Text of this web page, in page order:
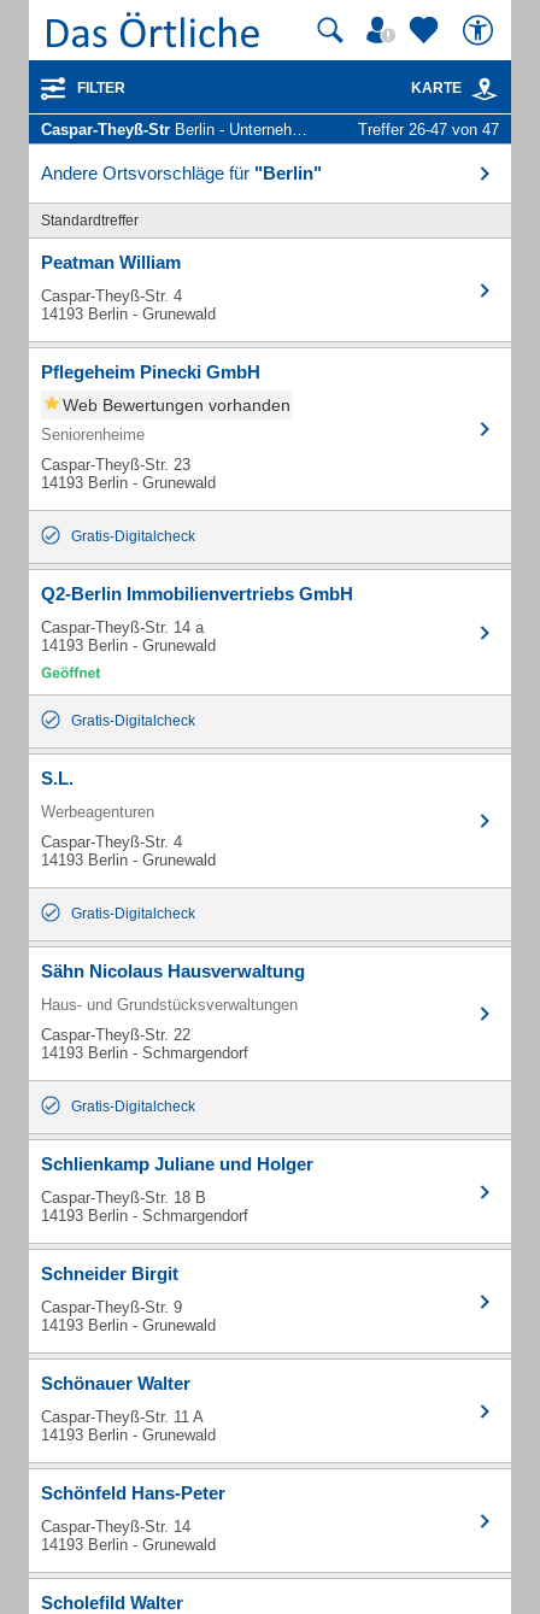
FILTER KARTE
Caspar-Theyß-Str Berlin - Unternehmen und Personen Treffer 26-47 von 47
Andere Ortsvorschläge für "Berlin"
Standardtreffer
Peatman William
Caspar-Theyß-Str. 4
14193 Berlin - Grunewald
Pflegeheim Pinecki GmbH
Web Bewertungen vorhanden
Seniorenheime
Caspar-Theyß-Str. 23
14193 Berlin - Grunewald
Gratis-Digitalcheck
Q2-Berlin Immobilienvertriebs GmbH
Caspar-Theyß-Str. 14 a
14193 Berlin - Grunewald
Gratis-Digitalcheck
S.L.
Werbeagenturen
Caspar-Theyß-Str. 4
14193 Berlin - Grunewald
Gratis-Digitalcheck
Sähn Nicolaus Hausverwaltung
Haus- und Grundstücksverwaltungen
Caspar-Theyß-Str. 22
14193 Berlin - Schmargendorf
Gratis-Digitalcheck
Schlienkamp Juliane und Holger
Caspar-Theyß-Str. 18 B
14193 Berlin - Schmargendorf
Schneider Birgit
Caspar-Theyß-Str. 9
14193 Berlin - Grunewald
Schönauer Walter
Caspar-Theyß-Str. 11 A
14193 Berlin - Grunewald
Schönfeld Hans-Peter
Caspar-Theyß-Str. 14
14193 Berlin - Grunewald
Scholefild Walter